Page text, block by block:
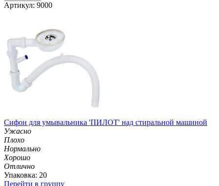
Артикул: 9000
Сифон для умывальника 'ПИЛОТ' над стиральной машиной
Ужасно
Плохо
Нормально
Хорошо
Отлично
Упаковка: 20
Перейти в группу